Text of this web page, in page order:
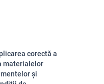
corectă a
materialelor
și